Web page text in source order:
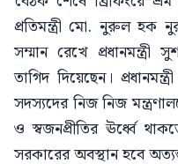
প্রতিমন্ত্রী মো. নুরুল হক
সম্মান রেখে
তাগিদ দিয়েছেন।
সদস্যদের নিজ নিজ
ও স্বজনপ্রীতির ঊর্ধ্বে
সরকারের অবস্থান হবে